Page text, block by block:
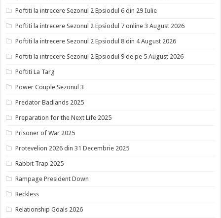
Poftiti la intrecere Sezonul 2 Epsiodul 6 din 29 Iulie
Poftiti la intrecere Sezonul 2 Epsiodul 7 online 3 August 2026
Poftiti la intrecere Sezonul 2 Epsiodul 8 din 4 August 2026
Poftiti la intrecere Sezonul 2 Epsiodul 9 de pe 5 August 2026
Poftiti La Targ
Power Couple Sezonul 3
Predator Badlands 2025
Preparation for the Next Life 2025
Prisoner of War 2025
Protevelion 2026 din 31 Decembrie 2025
Rabbit Trap 2025
Rampage President Down
Reckless
Relationship Goals 2026